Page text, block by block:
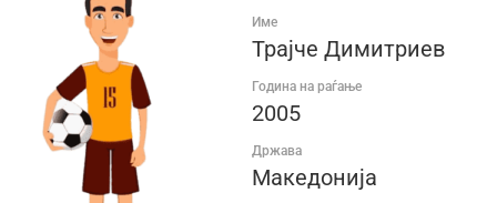
Име
Трајче Димитриев
Година на раѓање
2005
Држава
Македонија